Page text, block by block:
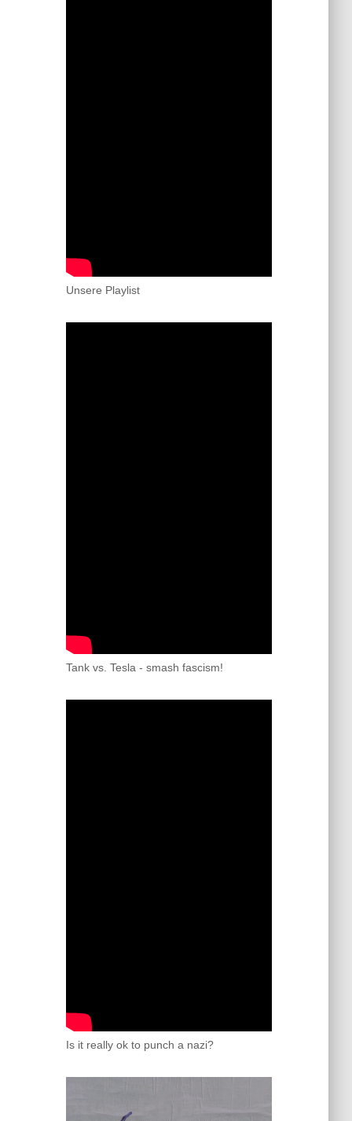
Unsere Playlist
Tank vs. Tesla - smash fascism!
Is it really ok to punch a nazi?